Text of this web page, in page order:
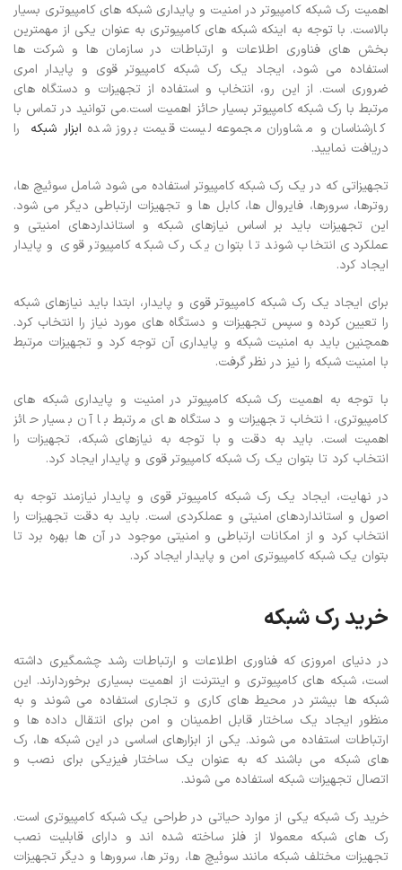
اهمیت رک شبکه کامپیوتر در امنیت و پایداری شبکه های کامپیوتری بسیار
بالاست. با توجه به اینکه شبکه های کامپیوتری به عنوان یکی از مهمترین
بخش های فناوری اطلاعات و ارتباطات در سازمان ها و شرکت ها
استفاده می شود، ایجاد یک رک شبکه کامپیوتر قوی و پایدار امری
ضروری است. از این رو، انتخاب و استفاده از تجهیزات و دستگاه های
مرتبط با رک شبکه کامپیوتر بسیار حائز اهمیت است.می توانید در تماس با
کارشناسان و مشاوران مجموعه لیست قیمت بروز شده ابزار شبکه را
دریافت نمایید.
تجهیزاتی که در یک رک شبکه کامپیوتر استفاده می شود شامل سوئیچ ها،
روترها، سرورها، فایروال ها، کابل ها و تجهیزات ارتباطی دیگر می شود.
این تجهیزات باید بر اساس نیازهای شبکه و استانداردهای امنیتی و
عملکردی انتخاب شوند تا بتوان یک رک شبکه کامپیوتر قوی و پایدار
ایجاد کرد.
برای ایجاد یک رک شبکه کامپیوتر قوی و پایدار، ابتدا باید نیازهای شبکه
را تعیین کرده و سپس تجهیزات و دستگاه های مورد نیاز را انتخاب کرد.
همچنین باید به امنیت شبکه و پایداری آن توجه کرد و تجهیزات مرتبط
با امنیت شبکه را نیز در نظر گرفت.
با توجه به اهمیت رک شبکه کامپیوتر در امنیت و پایداری شبکه های
کامپیوتری، انتخاب تجهیزات و دستگاه های مرتبط با آن بسیار حائز
اهمیت است. باید به دقت و با توجه به نیازهای شبکه، تجهیزات را
انتخاب کرد تا بتوان یک رک شبکه کامپیوتر قوی و پایدار ایجاد کرد.
در نهایت، ایجاد یک رک شبکه کامپیوتر قوی و پایدار نیازمند توجه به
اصول و استانداردهای امنیتی و عملکردی است. باید به دقت تجهیزات را
انتخاب کرد و از امکانات ارتباطی و امنیتی موجود در آن ها بهره برد تا
بتوان یک شبکه کامپیوتری امن و پایدار ایجاد کرد.
خرید رک شبکه
در دنیای امروزی که فناوری اطلاعات و ارتباطات رشد چشمگیری داشته
است، شبکه های کامپیوتری و اینترنت از اهمیت بسیاری برخوردارند. این
شبکه ها بیشتر در محیط های کاری و تجاری استفاده می شوند و به
منظور ایجاد یک ساختار قابل اطمینان و امن برای انتقال داده ها و
ارتباطات استفاده می شوند. یکی از ابزارهای اساسی در این شبکه ها، رک
های شبکه می باشند که به عنوان یک ساختار فیزیکی برای نصب و
اتصال تجهیزات شبکه استفاده می شوند.
خرید رک شبکه یکی از موارد حیاتی در طراحی یک شبکه کامپیوتری است.
رک های شبکه معمولا از فلز ساخته شده اند و دارای قابلیت نصب
تجهیزات مختلف شبکه مانند سوئیچ ها، روتر ها، سرورها و دیگر تجهیزات